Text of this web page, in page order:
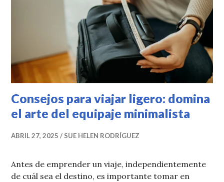
Consejos para viajar ligero: domina
el arte del equipaje minimalista
ABRIL 27, 2025 SUE HELEN RODRÍGUEZ
Antes de emprender un viaje, independientemente
de cuál sea el destino, es importante tomar en